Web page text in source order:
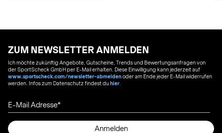
ZUM NEWSLETTER ANMELDEN
Ich möchte zukünftig Angebote, Gutscheine, Trends und Bewertungsanfragen von
der SportScheck GmbH per E-Mail erhalten. Diese Einwilligung kann jederzeit auf
www.sportscheck.com/newsletter-abmeldenoder am Ende jeder E-Mail widerrufen
werden. Infos zum Datenschutz findest duhier
E-Mail Adresse
Anmelden